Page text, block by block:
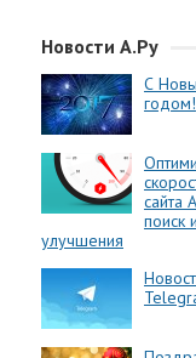
Новости А.Ру
С
годом!
сайта
поиск
улучшения